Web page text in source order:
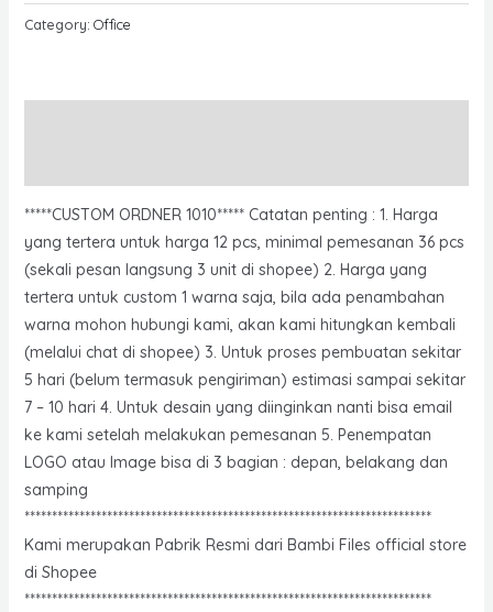
Category: Office
*****CUSTOM ORDNER 1010***** Catatan penting : 1. Harga
yang tertera untuk harga 12 pcs, minimal pemesanan 36 pcs
(sekali pesan langsung 3 unit di shopee) 2. Harga yang
tertera untuk custom 1 warna saja, bila ada penambahan
warna mohon hubungi kami, akan kami hitungkan kembali
(melalui chat di shopee) 3. Untuk proses pembuatan sekitar
5 hari (belum termasuk pengiriman) estimasi sampai sekitar
7 – 10 hari 4. Untuk desain yang diinginkan nanti bisa email
ke kami setelah melakukan pemesanan 5. Penempatan
LOGO atau Image bisa di 3 bagian : depan, belakang dan
samping
**************************************************************************
Kami merupakan Pabrik Resmi dari Bambi Files official store
di Shopee
**************************************************************************